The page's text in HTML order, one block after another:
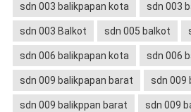
sdn 003 balikpapan kota sdn 003
sdn 003 Balkot sdn 005 balkot
sdn 006 balikpapan kota sdn 006
sdn 009 balikpapan barat sdn 009
sdn 009 balikppan barat sdn 009